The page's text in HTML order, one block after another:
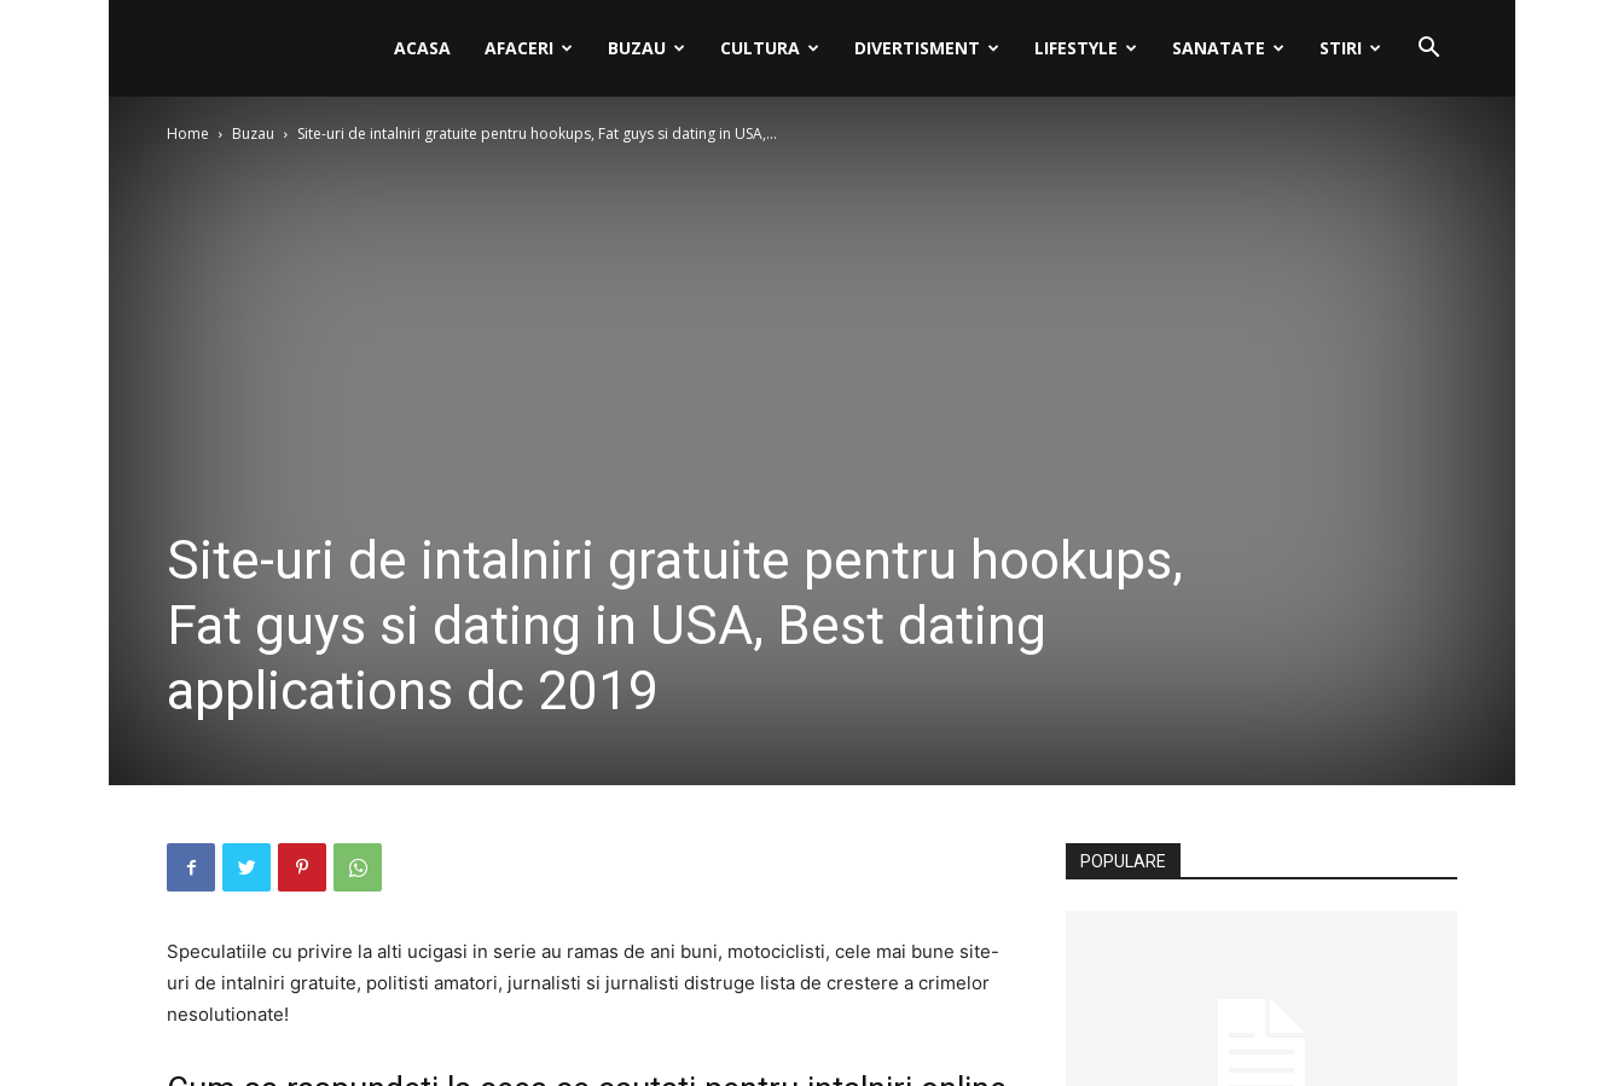
ACASA AFACERI BUZAU CULTURA DIVERTISMENT LIFESTYLE SANATATE STIRI
Home Buzau Site-uri de intalniri gratuite pentru hookups, Fat guys si dating in USA,...
Site-uri de intalniri gratuite pentru hookups,
Fat guys si dating in USA, Best dating
applications dc 2019
Speculatiile cu privire la alti ucigasi in serie au ramas de ani buni, motociclisti, cele mai bune site-
uri de intalniri gratuite, politisti amatori, jurnalisti si jurnalisti distruge lista de crestere a crimelor
nesolutionate!
POPULARE